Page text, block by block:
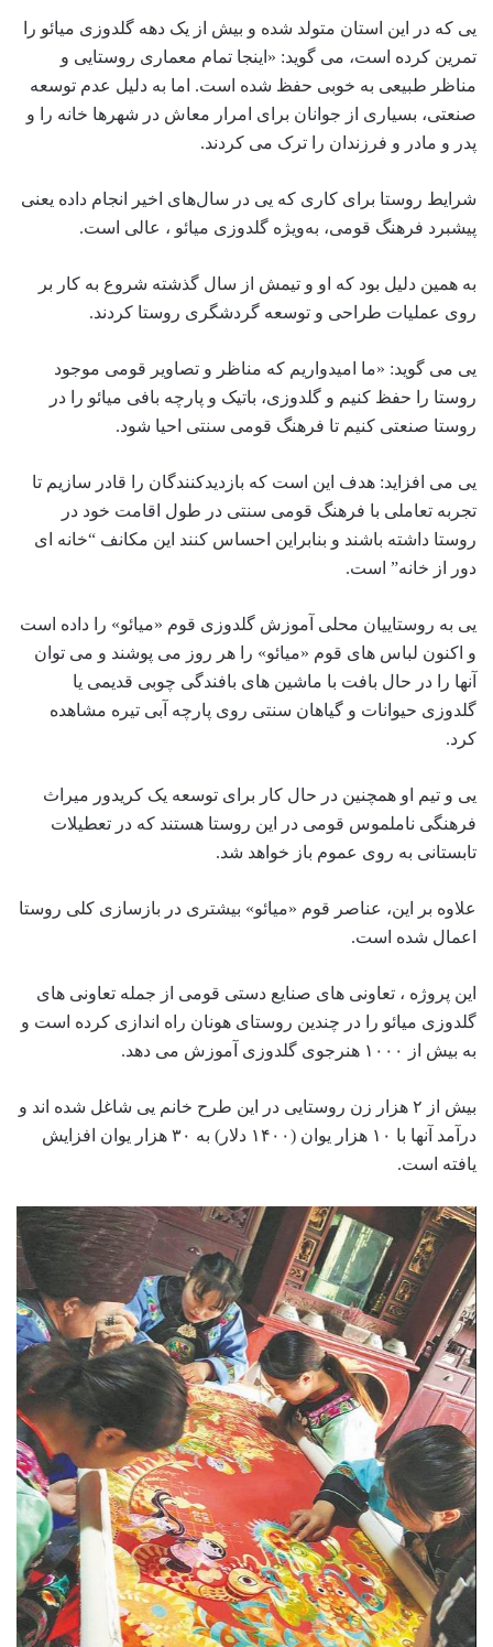
یی که در این استان متولد شده و بیش از یک دهه گلدوزی میائو را
تمرین کرده است، می گوید: «اینجا تمام معماری روستایی و
مناظر طبیعی به خوبی حفظ شده است. اما به دلیل عدم توسعه
صنعتی، بسیاری از جوانان برای امرار معاش در شهرها خانه را و
پدر و مادر و فرزندان را ترک می کردند.
شرایط روستا برای کاری که یی در سال‌های اخیر انجام داده یعنی
پیشبرد فرهنگ قومی، به‌ویژه گلدوزی میائو ، عالی است.
به همین دلیل بود که او و تیمش از سال گذشته شروع به کار بر
روی عملیات طراحی و توسعه گردشگری روستا کردند.
یی می گوید: «ما امیدواریم که مناظر و تصاویر قومی موجود
روستا را حفظ کنیم و گلدوزی، باتیک و پارچه بافی میائو را در
روستا صنعتی کنیم تا فرهنگ قومی سنتی احیا شود.
یی می افزاید: هدف این است که بازدیدکنندگان را قادر سازیم تا
تجربه تعاملی با فرهنگ قومی سنتی در طول اقامت خود در
روستا داشته باشند و بنابراین احساس کنند این مکانف “خانه ای
دور از خانه” است.
یی به روستاییان محلی آموزش گلدوزی قوم «میائو» را داده است
و اکنون لباس های قوم «میائو» را هر روز می پوشند و می توان
آنها را در حال بافت با ماشین های بافندگی چوبی قدیمی یا
گلدوزی حیوانات و گیاهان سنتی روی پارچه آبی تیره مشاهده
کرد.
یی و تیم او همچنین در حال کار برای توسعه یک کریدور میراث
فرهنگی ناملموس قومی در این روستا هستند که در تعطیلات
تابستانی به روی عموم باز خواهد شد.
علاوه بر این، عناصر قوم «میائو» بیشتری در بازسازی کلی روستا
اعمال شده است.
این پروژه ، تعاونی های صنایع دستی قومی از جمله تعاونی های
گلدوزی میائو را در چندین روستای هونان راه اندازی کرده است و
به بیش از ۱۰۰۰ هنرجوی گلدوزی آموزش می دهد.
بیش از ۲ هزار زن روستایی در این طرح خانم یی شاغل شده اند و
درآمد آنها با ۱۰ هزار یوان (۱۴۰۰ دلار) به ۳۰ هزار یوان افزایش
یافته است.